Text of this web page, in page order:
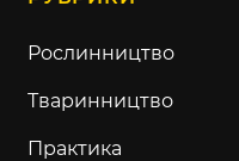
Рослинництво
Тваринництво
Практика